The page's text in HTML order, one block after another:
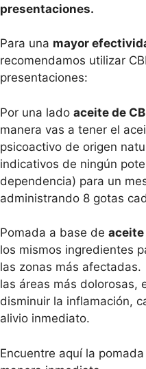
presentaciones.
Para una mayor
recomendamos utilizar
presentaciones:
Por una lado aceite de
manera vas a tener el
psicoactivo de origen
indicativos de ningún
dependencia) para un
administrando 8 gotas
Pomada a base de aceite
los mismos ingredientes
las zonas más
las áreas más dolorosas,
disminuir la inflamación,
alivio inmediato.
Encuentre aquí la